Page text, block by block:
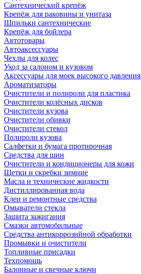
Сантехнический крепёж
Крепёж для раковины и унитаза
Шпильки сантехнические
Крепёж для бойлера
Автотовары
Автоаксессуары
Чехлы для колес
Уход за салоном и кузовом
Аксессуары для моек высокого давления
Ароматизаторы
Очистители и полироли для пластика
Очистители колёсных дисков
Очистители кузова
Очистители обивки
Очистители стекол
Полироли кузова
Салфетки и бумага протирочная
Средства для шин
Очистители и кондиционеры для кожи
Щетки и скребки зимние
Масла и технические жидкости
Дистиллированная вода
Клеи и ремонтные средства
Омыватели стекла
Защита зажигания
Смазки автомобильные
Средства антикоррозийной обработки
Промывки и очистители
Топливные присадки
Техпомощь
Балонные и свечные ключи